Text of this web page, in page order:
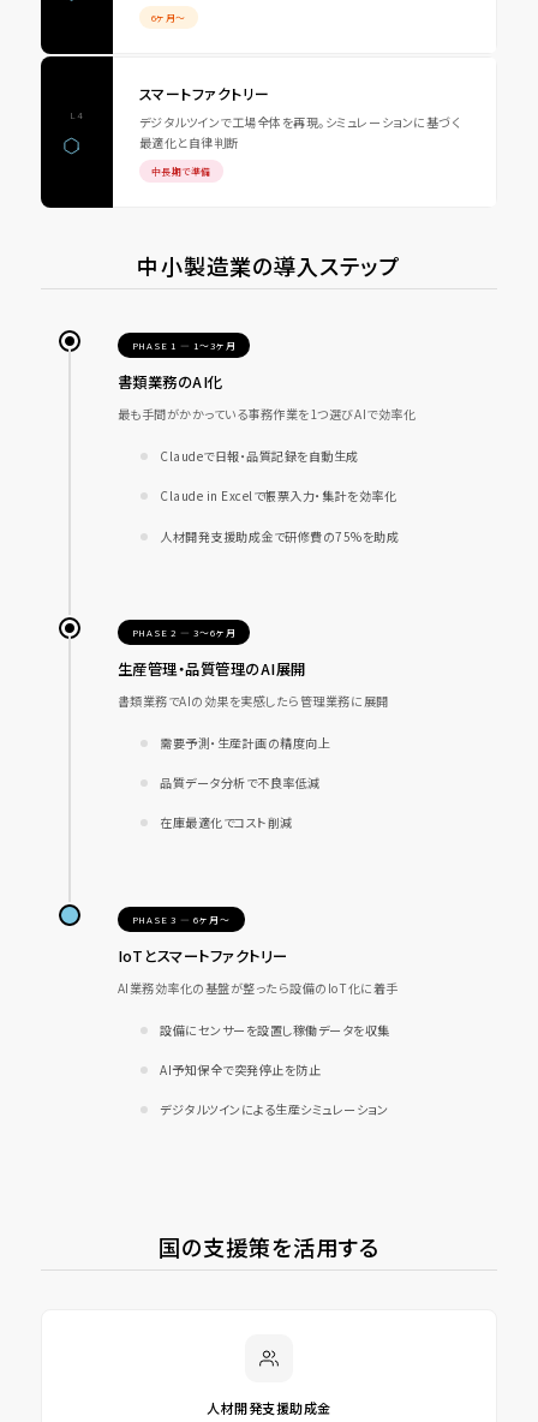
6ヶ月〜
L4
スマートファクトリー
デジタルツインで工場全体を再現。シミュレーションに基づく
最適化と自律判断
中長期で準備
中小製造業の導入ステップ
PHASE 1 — 1〜3ヶ月
書類業務のAI化
最も手間がかかっている事務作業を1つ選びAIで効率化
Claudeで日報・品質記録を自動生成
Claude in Excelで帳票入力・集計を効率化
人材開発支援助成金で研修費の75%を助成
PHASE 2 — 3〜6ヶ月
生産管理・品質管理のAI展開
書類業務でAIの効果を実感したら管理業務に展開
需要予測・生産計画の精度向上
品質データ分析で不良率低減
在庫最適化でコスト削減
PHASE 3 — 6ヶ月〜
IoTとスマートファクトリー
AI業務効率化の基盤が整ったら設備のIoT化に着手
設備にセンサーを設置し稼働データを収集
AI予知保全で突発停止を防止
デジタルツインによる生産シミュレーション
国の支援策を活用する
人材開発支援助成金